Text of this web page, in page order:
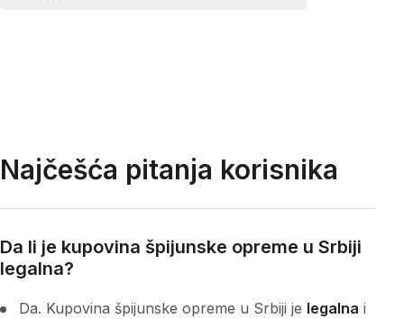
Najčešća pitanja korisnika
Da li je kupovina špijunske opreme u Srbiji
legalna?
Da. Kupovina špijunske opreme u Srbiji je legalna i